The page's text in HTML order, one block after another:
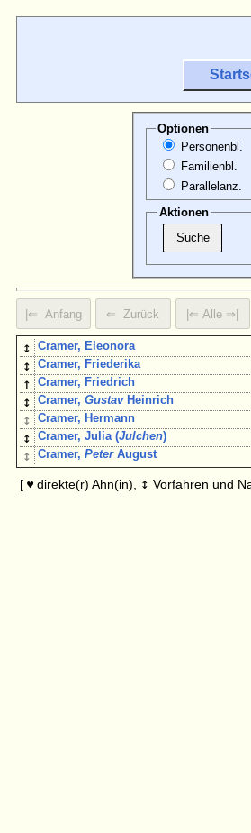
Optionen
Personenbl.
Familienbl.
Parallelanz.
Aktionen
↕ Cramer, Eleonora
↕ Cramer, Friederika
↑ Cramer, Friedrich
↕ Cramer,GustavHeinrich
↕ Cramer, Hermann
↕ Cramer, Julia (Julchen)
↕ Cramer,PeterAugust
[ ♥ direkte(r) Ahn(in), ↕ Vorfahren und